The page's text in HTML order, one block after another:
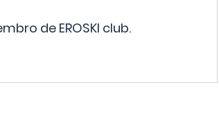
de EROSKI club.